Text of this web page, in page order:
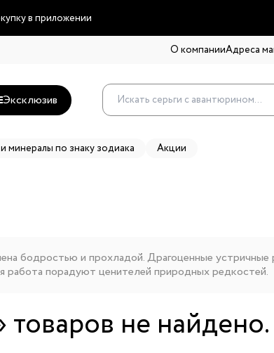
в приложении
О компанииАдреса
Эксклюзив
минералы по знаку зодиака Акции
бодростью и прохладой. Драгоценные
работа порадуют ценителей природных редкостей.
товаров не найдено.